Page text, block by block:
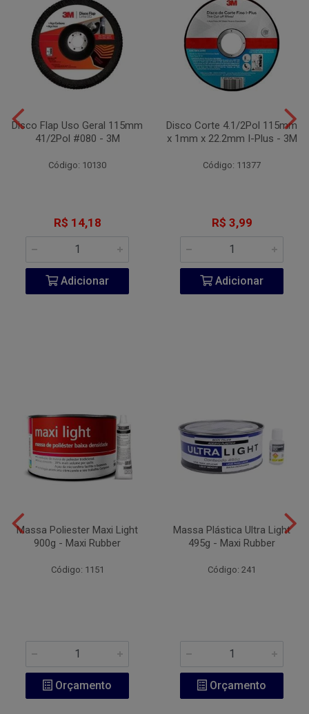
Disco Flap Uso Geral 115mm
41/2Pol #080 - 3M
Código: 10130
R$ 14,18
Adicionar
Disco Corte 4.1/2Pol 115mm
x 1mm x 22.2mm I-Plus - 3M
Código: 11377
R$ 3,99
Adicionar
Massa Poliester Maxi Light
900g - Maxi Rubber
Código: 1151
Orçamento
Massa Plástica Ultra Light
495g - Maxi Rubber
Código: 241
Orçamento